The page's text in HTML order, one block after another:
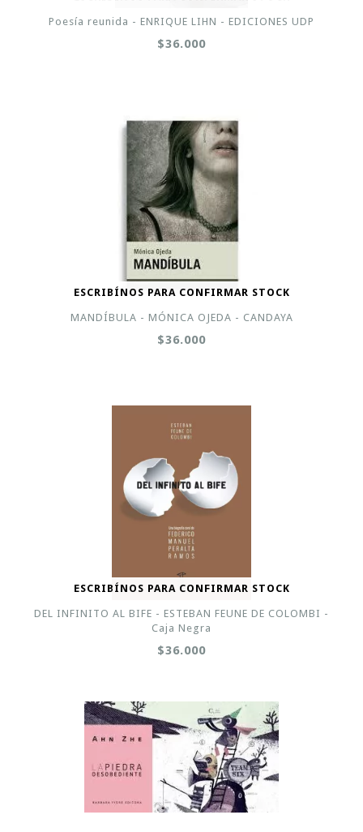
Poesía reunida - ENRIQUE LIHN - EDICIONES UDP
$36.000
ESCRIBÍNOS PARA CONFIRMAR STOCK
MANDÍBULA - MÓNICA OJEDA - CANDAYA
$36.000
ESCRIBÍNOS PARA CONFIRMAR STOCK
DEL INFINITO AL BIFE - ESTEBAN FEUNE DE COLOMBI -
Caja Negra
$36.000